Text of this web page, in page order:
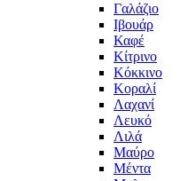
Γαλάζιο
Ιβουάρ
Καφέ
Κίτρινο
Κόκκινο
Κοραλί
Λαχανί
Λευκό
Λιλά
Μαύρο
Μέντα